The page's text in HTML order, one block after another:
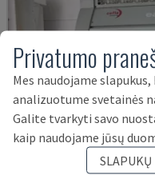
Privatumo
Mes naudojame
analizuotume svetainės
Galite tvarkyti savo
kaip naudojame jūsų
SLAPUKŲ